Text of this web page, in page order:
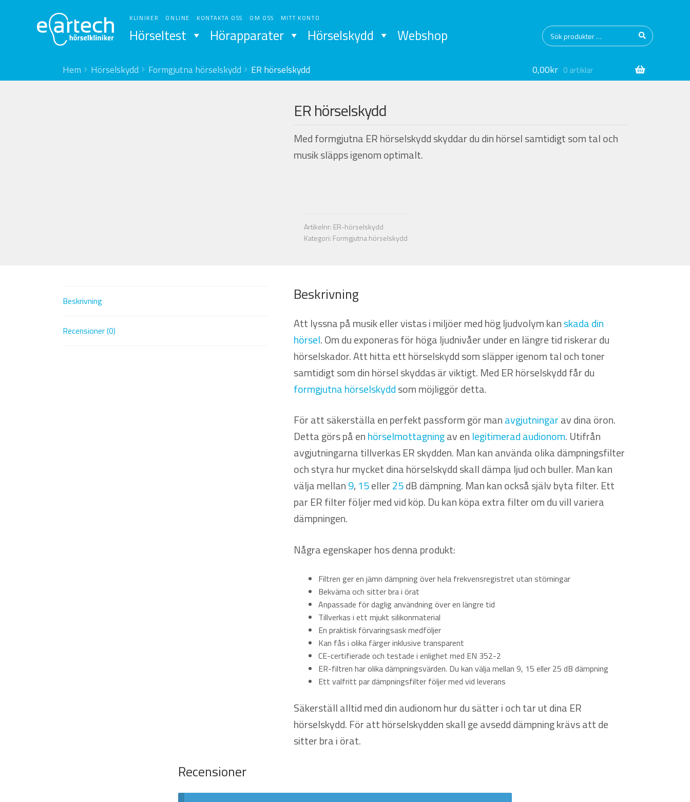
till
navigering
till
innehåll
KLINIKER ONLINE KONTAKTA OSS OM OSS MITT KONTO
Sök
efter:
Sök
Hörseltest Hörapparater Hörselskydd Webshop
0,00kr 0 artiklar
Hem Hörselskydd Formgjutna hörselskydd ER hörselskydd
ER hörselskydd
Med formgjutna ER hörselskydd skyddar du din hörsel samtidigt som tal och
musik släpps igenom optimalt.
Artikelnr: ER-hörselskydd
Kategori: Formgjutna hörselskydd
Beskrivning
Recensioner (0)
Beskrivning
Att lyssna på musik eller vistas i miljöer med hög ljudvolym kanskada din
hörsel. Om du exponeras för höga ljudnivåer under en längre tid riskerar du
hörselskador. Att hitta ett hörselskydd som släpper igenom tal och toner
samtidigt som din hörsel skyddas är viktigt. Med ER hörselskydd får du
formgjutna hörselskyddsom möjliggör detta.
För att säkerställa en perfekt passform gör manavgjutningarav dina öron.
Detta görs på enhörselmottagningav en legitimerad audionom. Utifrån
avgjutningarna tillverkas ER skydden. Man kan använda olika dämpningsfilter
och styra hur mycket dina hörselskydd skall dämpa ljud och buller. Man kan
välja mellan9, 15eller25dB dämpning. Man kan också själv byta filter. Ett
par ER filter följer med vid köp. Du kan köpa extra filter om du vill variera
dämpningen.
Några egenskaper hos denna produkt:
Filtren ger en jämn dämpning över hela frekvensregistret utan störningar
Bekväma och sitter bra i örat
Anpassade för daglig användning över en längre tid
Tillverkas i ett mjukt silikonmaterial
En praktisk förvaringsask medföljer
Kan fås i olika färger inklusive transparent
CE-certifierade och testade i enlighet med EN 352-2
ER-filtren har olika dämpningsvärden. Du kan välja mellan 9, 15 eller 25 dB dämpning
Ett valfritt par dämpningsfilter följer med vid leverans
Säkerställ alltid med din audionom hur du sätter i och tar ut dina ER
hörselskydd. För att hörselskydden skall ge avsedd dämpning krävs att de
sitter bra i örat.
Recensioner